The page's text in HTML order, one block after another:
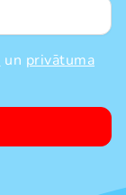
un privātuma